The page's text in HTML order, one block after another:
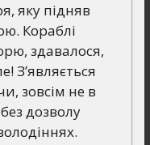
яку підняв
Кораблі
здавалося,
З’являється
зовсім не в
дозволу